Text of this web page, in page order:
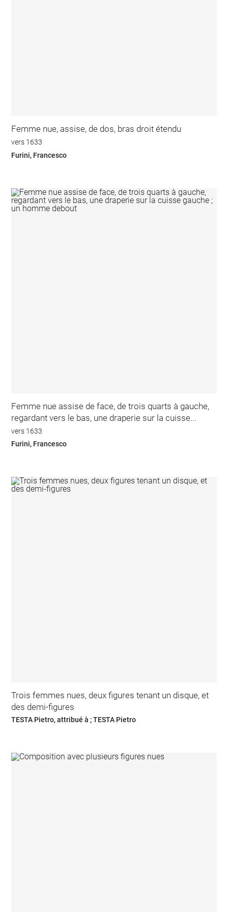
Femme nue, assise, de dos, bras droit étendu
vers 1633
Furini, Francesco
Femme nue assise de face, de trois quarts à gauche,
regardant vers le bas, une draperie sur la cuisse...
vers 1633
Furini, Francesco
Trois femmes nues, deux figures tenant un disque, et
des demi-figures
TESTA Pietro, attribué à ; TESTA Pietro